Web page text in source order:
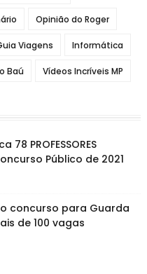
Opinião do Roger
Viagens Informática
Baú Vídeos Incríveis MP
PROFESSORES
Público de 2021
concurso para Guarda
de 100 vagas